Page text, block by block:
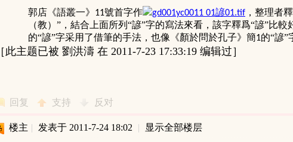
郭店《語叢一》 11號首字作 gd001yc0011 01諺01.tif ，整理者
（教）”，結合上面所列“諺”字的寫法來看，該字釋爲“諺”比較
的“諺”字采用了借筆的手法，也像《顏於問於孔子》簡1的“諺”
［此主题已被 劉洪濤 在 2011-7-23 17:33:19 编辑过］
回复 支持 反对
楼主 | 发表于 2011-7-24 18:02 | 显示全部楼层